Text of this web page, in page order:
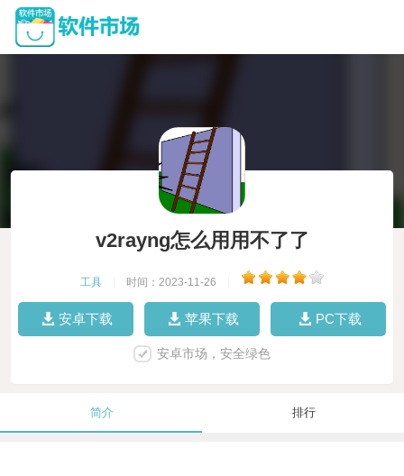
v2rayng怎么用用不了了
工具 时间：2023-11-26
安卓下载 苹果下载 PC下载
安卓市场，安全绿色
简介 排行